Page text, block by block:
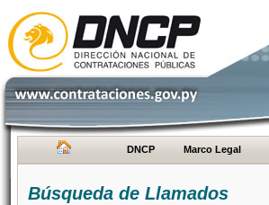
DNCP Marco Legal
Búsqueda de Llamados